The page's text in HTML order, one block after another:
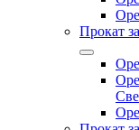
Прокат